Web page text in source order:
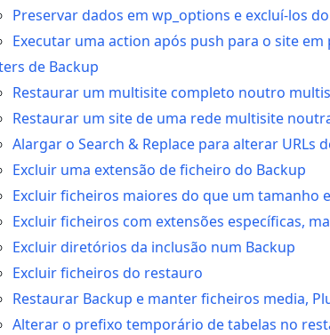
Preservar dados em wp_options e excluí-los
Executar uma action após push para o site em
de Backup
Restaurar um multisite completo noutro
Restaurar um site de uma rede multisite
Alargar o Search & Replace para alterar URLs
Excluir uma extensão de ficheiro do Backup
Excluir ficheiros maiores do que um tamanho
Excluir ficheiros com extensões específicas,
Excluir diretórios da inclusão num Backup
Excluir ficheiros do restauro
Restaurar Backup e manter ficheiros media,
Alterar o prefixo temporário de tabelas no